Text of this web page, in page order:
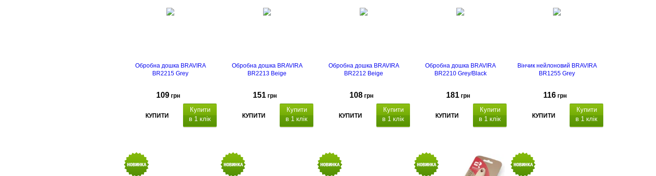
Обробна дошка BRAVIRA
BR2215 Grey
109 грн
КУПИТИ
Купити
в 1 клік
Обробна дошка BRAVIRA
BR2213 Beige
151 грн
КУПИТИ
Купити
в 1 клік
Обробна дошка BRAVIRA
BR2212 Beige
108 грн
КУПИТИ
Купити
в 1 клік
Обробна дошка BRAVIRA
BR2210 Grey/Black
181 грн
КУПИТИ
Купити
в 1 клік
Вінчик нейлоновий BRAVIRA
BR1255 Grey
116 грн
КУПИТИ
Купити
в 1 клік